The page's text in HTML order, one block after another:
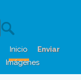
Inicio
Enviar
Imágenes